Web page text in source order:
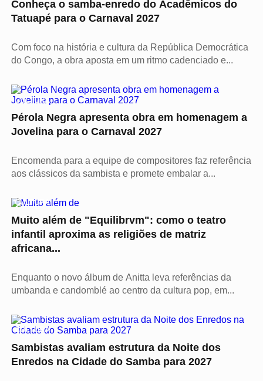
Conheça o samba-enredo do Acadêmicos do
Tatuapé para o Carnaval 2027
Com foco na história e cultura da República Democrática
do Congo, a obra aposta em um ritmo cadenciado e...
CULTURA
Pérola Negra apresenta obra em homenagem a
Jovelina para o Carnaval 2027
Encomenda para a equipe de compositores faz referência
aos clássicos da sambista e promete embalar a...
CULTURA
Muito além de "Equilibrvm": como o teatro
infantil aproxima as religiões de matriz
africana...
Enquanto o novo álbum de Anitta leva referências da
umbanda e candomblé ao centro da cultura pop, em...
CULTURA
Sambistas avaliam estrutura da Noite dos
Enredos na Cidade do Samba para 2027